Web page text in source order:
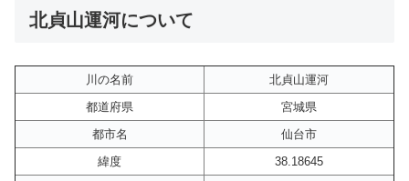
北貞山運河について
川の名前
北貞山運河
都道府県
宮城県
都市名
仙台市
緯度
38.18645